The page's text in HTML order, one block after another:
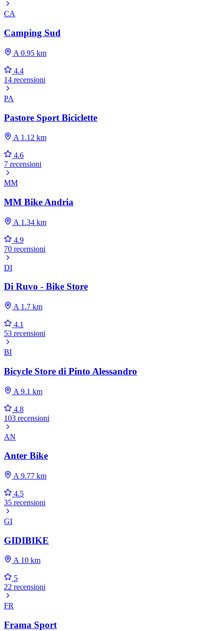
CA
Camping Sud
A 0.95 km
4.4
14 recensioni
PA
Pastore Sport Biciclette
A 1.12 km
4.6
7 recensioni
MM
MM Bike Andria
A 1.34 km
4.9
70 recensioni
DI
Di Ruvo - Bike Store
A 1.7 km
4.1
53 recensioni
BI
Bicycle Store di Pinto Alessandro
A 9.1 km
4.8
103 recensioni
AN
Anter Bike
A 9.77 km
4.5
35 recensioni
GI
GIDIBIKE
A 10 km
5
22 recensioni
FR
Frama Sport